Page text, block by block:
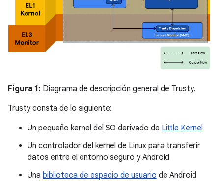
Figura 1: Diagrama de descripción general de Trusty.
Trusty consta de lo siguiente:
Un pequeño kernel del SO derivado de Little Kernel
Un controlador del kernel de Linux para transferir
datos entre el entorno seguro y Android
Una biblioteca de espacio de usuario de Android